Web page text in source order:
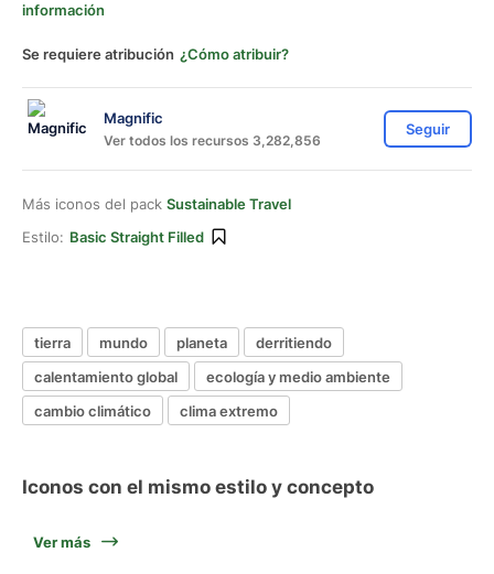
información
Se requiere atribución ¿Cómo atribuir?
Magnific
Ver todos los recursos 3,282,856
Seguir
Más iconos del pack Sustainable Travel
Estilo: Basic Straight Filled
tierra mundo planeta
derritiendo
calentamiento global
ecología y medio ambiente
cambio climático
clima extremo
Iconos con el mismo estilo y concepto
Ver más